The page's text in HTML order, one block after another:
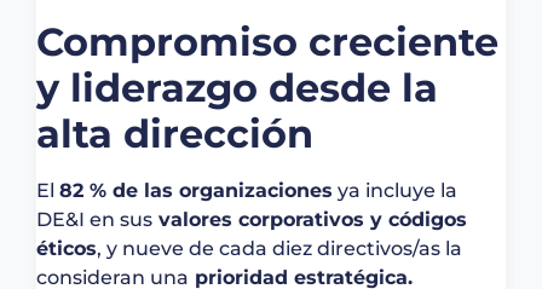
Compromiso creciente
y liderazgo desde la
alta dirección
El 82 % de las organizaciones ya incluye la
DE&I en sus valores corporativos y códigos
éticos, y nueve de cada diez directivos/as la
consideran una prioridad estratégica.